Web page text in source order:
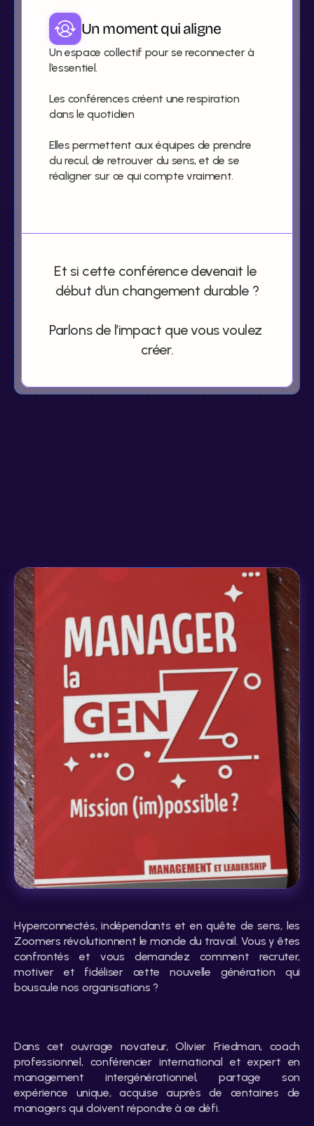
Un moment qui aligne
Un espace collectif pour se reconnecter à
l’essentiel.
Les conférences créent une respiration
dans le quotidien
Elles permettent aux équipes de prendre
du recul, de retrouver du sens, et de se
réaligner sur ce qui compte vraiment.
Et si cette conférence devenait le
début d’un changement durable ?
Parlons de l’impact que vous voulez
créer.
Hyperconnectés, indépendants et en quête de sens, les
Zoomers révolutionnent le monde du travail. Vous y êtes
confrontés et vous demandez comment recruter,
motiver et fidéliser cette nouvelle génération qui
bouscule nos organisations ?
Dans cet ouvrage novateur, Olivier Friedman, coach
professionnel, conférencier international et expert en
management intergénérationnel, partage son
expérience unique, acquise auprès de centaines de
managers qui doivent répondre à ce défi.